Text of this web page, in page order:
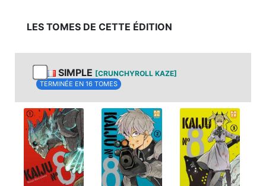
LES TOMES DE CETTE ÉDITION
SIMPLE [CRUNCHYROLL KAZE]
TERMINÉE EN 16 TOMES